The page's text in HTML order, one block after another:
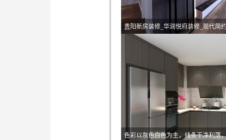
贵阳新房装修_华润悦府装修_现代简
色彩以灰色白色为主，线条干净利落